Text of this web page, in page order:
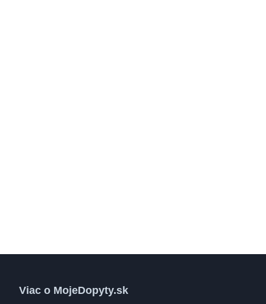
Viac o MojeDopyty.sk